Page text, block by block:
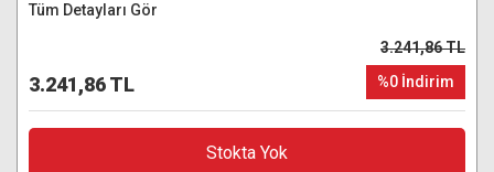
Tüm Detayları Gör
3.241,86 TL
3.241,86 TL
%0 İndirim
Stokta Yok